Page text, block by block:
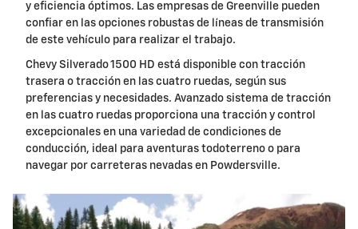
y eficiencia óptimos. Las empresas de Greenville pueden
confiar en las opciones robustas de líneas de transmisión
de este vehículo para realizar el trabajo.
Chevy Silverado 1500 HD está disponible con tracción
trasera o tracción en las cuatro ruedas, según sus
preferencias y necesidades. Avanzado sistema de tracción
en las cuatro ruedas proporciona una tracción y control
excepcionales en una variedad de condiciones de
conducción, ideal para aventuras todoterreno o para
navegar por carreteras nevadas en Powdersville.